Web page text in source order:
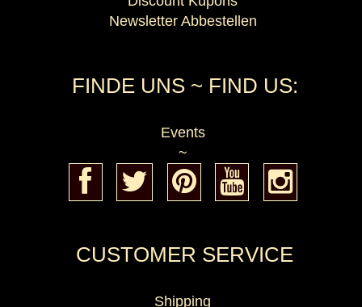
Newsletter Abbestellen
FINDE UNS ~ FIND US:
Events
~
CUSTOMER SERVICE
Shipping